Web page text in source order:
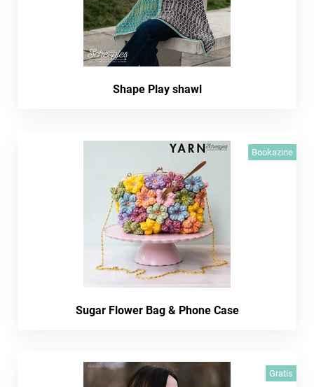
Shape Play shawl
Bookazine
Sugar Flower Bag & Phone Case
Gratis